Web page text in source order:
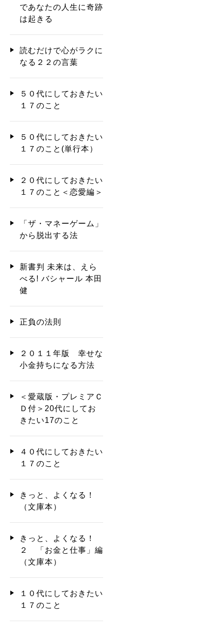
であなたの人生に奇跡
は起きる
読むだけで心がラクに
なる２２の言葉
５０代にしておきたい
１７のこと
５０代にしておきたい
１７のこと(単行本）
２０代にしておきたい
１７のこと＜恋愛編＞
「ザ・マネーゲーム」
から脱出する法
新書判 未来は、えら
べる! バシャール 本田
健
正負の法則
２０１１年版 幸せな
小金持ちになる方法
＜愛蔵版・プレミアＣ
Ｄ付＞20代にしてお
きたい17のこと
４０代にしておきたい
１７のこと
きっと、よくなる！
（文庫本）
きっと、よくなる！
２ 「お金と仕事」編
（文庫本）
１０代にしておきたい
１７のこと